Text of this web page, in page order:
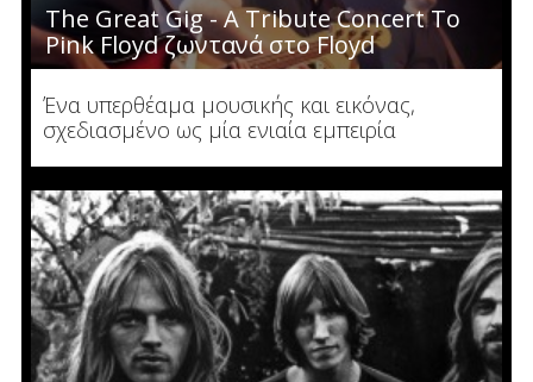
The Great Gig - A Tribute Concert To
Pink Floyd ζωντανά στο Floyd
Ένα υπερθέαμα μουσικής και εικόνας,
σχεδιασμένο ως μία ενιαία εμπειρία